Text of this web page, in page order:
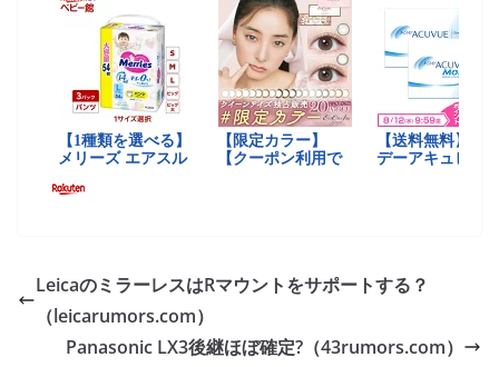
LeicaのミラーレスはRマウントをサポートする？
（leicarumors.com）
Panasonic LX3後継ほぼ確定?（43rumors.com）